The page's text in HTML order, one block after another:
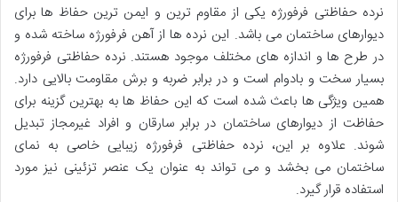
نرده حفاظتی فرفورژه یکی از مقاوم ترین و ایمن ترین حفاظ ها برای
دیوارهای ساختمان می باشد. این نرده ها از آهن فرفورژه ساخته شده و
در طرح ها و اندازه های مختلف موجود هستند. نرده حفاظتی فرفورژه
بسیار سخت و بادوام است و در برابر ضربه و برش مقاومت بالایی دارد.
همین ویژگی ها باعث شده است که این حفاظ ها به بهترین گزینه برای
حفاظت از دیوارهای ساختمان در برابر سارقان و افراد غیرمجاز تبدیل
شوند. علاوه بر این، نرده حفاظتی فرفورژه زیبایی خاصی به نمای
ساختمان می بخشد و می تواند به عنوان یک عنصر تزئینی نیز مورد
استفاده قرار گیرد.